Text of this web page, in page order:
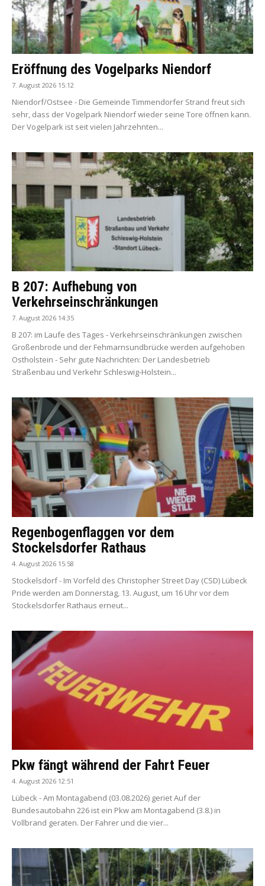
Eröffnung des Vogelparks Niendorf
7. August 2026 15:12
Niendorf/Ostsee - Die Gemeinde Timmendorfer Strand freut sich
sehr, dass der Vogelpark Niendorf wieder seine Tore öffnen kann.
Der Vogelpark ist seit vielen Jahrzehnten...
B 207: Aufhebung von
Verkehrseinschränkungen
7. August 2026 14:35
B 207: im Laufe des Tages - Verkehrseinschränkungen zwischen
Großenbrode und der Fehmarnsundbrücke werden aufgehoben
Ostholstein - Sehr gute Nachrichten: Der Landesbetrieb
Straßenbau und Verkehr Schleswig-Holstein...
Regenbogenflaggen vor dem
Stockelsdorfer Rathaus
4. August 2026 15:58
Stockelsdorf - Im Vorfeld des Christopher Street Day (CSD) Lübeck
Pride werden am Donnerstag, 13. August, um 16 Uhr vor dem
Stockelsdorfer Rathaus erneut...
Pkw fängt während der Fahrt Feuer
4. August 2026 12:51
Lübeck - Am Montagabend (03.08.2026) geriet Auf der
Bundesautobahn 226 ist ein Pkw am Montagabend (3.8.) in
Vollbrand geraten. Der Fahrer und die vier...